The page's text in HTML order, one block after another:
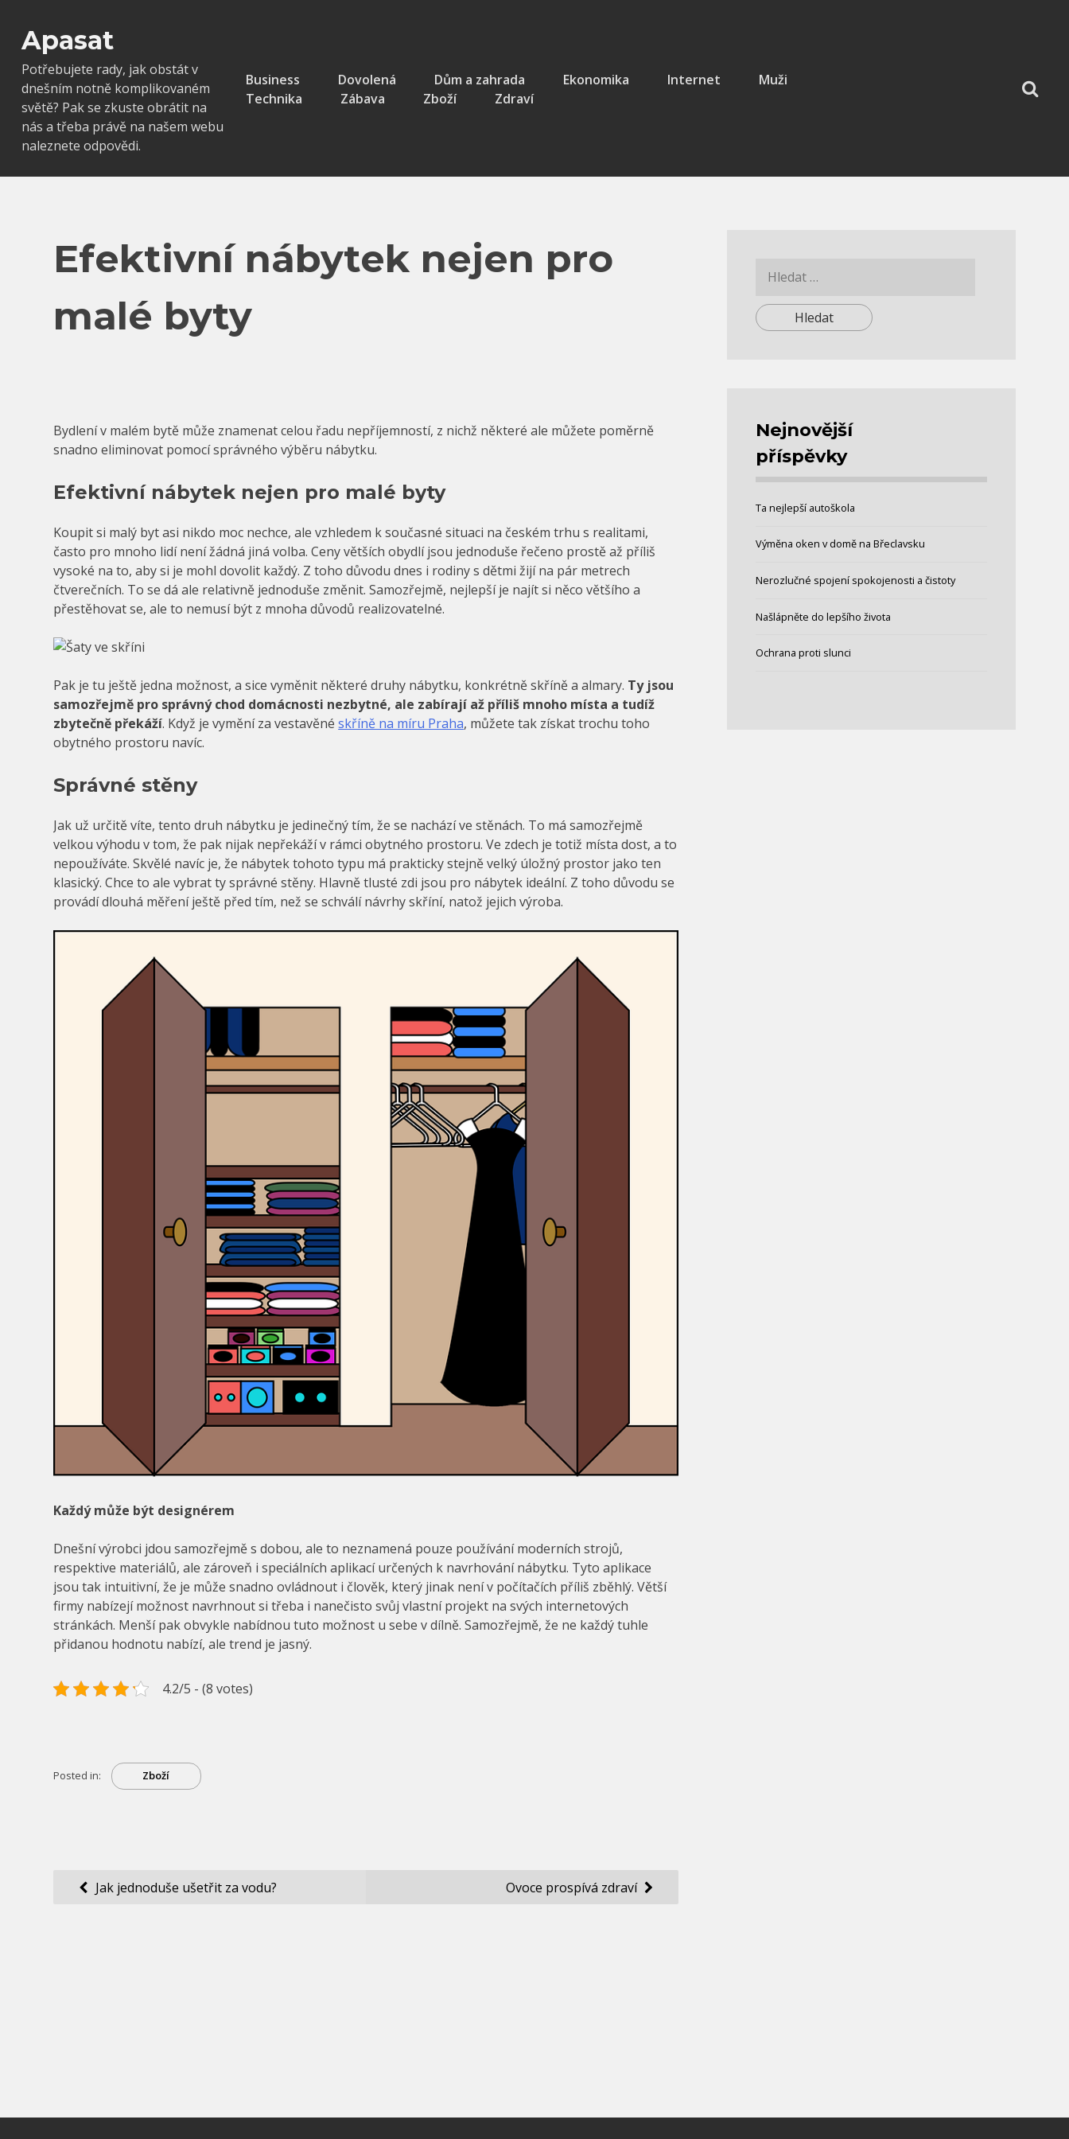
contentApasat
Potřebujete rady, jak obstát v
dnešním notně komplikovaném
světě? Pak se zkuste obrátit na
nás a třeba právě na našem webu
naleznete odpovědi.
Business Dovolená Dům a zahrada Ekonomika Internet
Muži
Technika
Zábava Zboží Zdraví
Efektivní nábytek nejen pro
malé byty
Bydlení v malém bytě může znamenat celou řadu nepříjemností, z nichž některé ale můžete poměrně
snadno eliminovat pomocí správného výběru nábytku.
Efektivní nábytek nejen pro malé byty
Koupit si malý byt asi nikdo moc nechce, ale vzhledem k současné situaci na českém trhu s realitami,
často pro mnoho lidí není žádná jiná volba. Ceny větších obydlí jsou jednoduše řečeno prostě až příliš
vysoké na to, aby si je mohl dovolit každý. Z toho důvodu dnes i rodiny s dětmi žijí na pár metrech
čtverečních. To se dá ale relativně jednoduše změnit. Samozřejmě, nejlepší je najít si něco většího a
přestěhovat se, ale to nemusí být z mnoha důvodů realizovatelné.
Pak je tu ještě jedna možnost, a sice vyměnit některé druhy nábytku, konkrétně skříně a almary. Ty jsou
samozřejmě pro správný chod domácnosti nezbytné, ale zabírají až příliš mnoho místa a tudíž
zbytečně překáží. Když je vymění za vestavěnéskříně na míru Praha, můžete tak získat trochu toho
obytného prostoru navíc.
Správné stěny
Jak už určitě víte, tento druh nábytku je jedinečný tím, že se nachází ve stěnách. To má samozřejmě
velkou výhodu v tom, že pak nijak nepřekáží v rámci obytného prostoru. Ve zdech je totiž místa dost, a to
nepoužíváte. Skvělé navíc je, že nábytek tohoto typu má prakticky stejně velký úložný prostor jako ten
klasický. Chce to ale vybrat ty správné stěny. Hlavně tlusté zdi jsou pro nábytek ideální. Z toho důvodu se
provádí dlouhá měření ještě před tím, než se schválí návrhy skříní, natož jejich výroba.
Každý může být designérem
Dnešní výrobci jdou samozřejmě s dobou, ale to neznamená pouze používání moderních strojů,
respektive materiálů, ale zároveň i speciálních aplikací určených k navrhování nábytku. Tyto aplikace
jsou tak intuitivní, že je může snadno ovládnout i člověk, který jinak není v počítačích příliš zběhlý. Větší
firmy nabízejí možnost navrhnout si třeba i nanečisto svůj vlastní projekt na svých internetových
stránkách. Menší pak obvykle nabídnou tuto možnost u sebe v dílně. Samozřejmě, že ne každý tuhle
přidanou hodnotu nabízí, ale trend je jasný.
4.2/5 - (8 votes)
Posted in: Zboží
Navigace
Jak jednoduše ušetřit za vodu? Ovoce prospívá zdraví
Nejnovější
příspěvky
Ta nejlepší autoškola
Výměna oken v domě na Břeclavsku
Nerozlučné spojení spokojenosti a čistoty
Našlápněte do lepšího života
Ochrana proti slunci